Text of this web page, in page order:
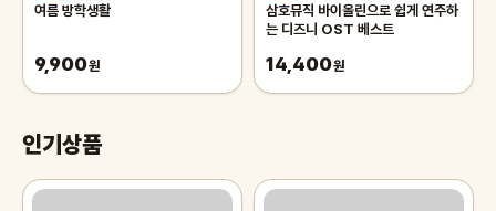
여름 방학생활
9,900원
삼호뮤직 바이올린으로 쉽게 연주하
는 디즈니 OST 베스트
14,400원
인기상품